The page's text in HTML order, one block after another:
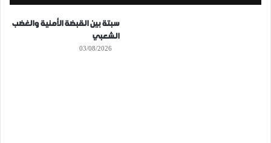
سبتة بين القبضة الأمنية والغضب
الشعبي
03/08/2026